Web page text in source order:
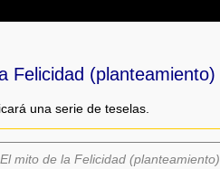
Felicidad (planteamiento)
una serie de teselas.
El mito de la Felicidad (planteamiento)